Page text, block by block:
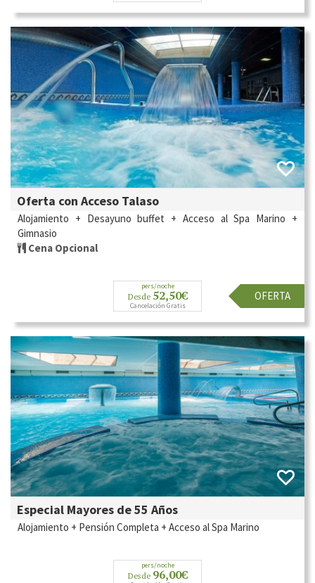
Oferta con Acceso Talaso
Alojamiento + Desayuno buffet + Acceso al Spa Marino +
Gimnasio
Cena Opcional
pers/noche
Desde 52,50€
Cancelación Gratis
OFERTA
Especial Mayores de 55 Años
Alojamiento + Pensión Completa + Acceso al Spa Marino
pers/noche
Desde 96,00€